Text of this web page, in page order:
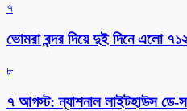
৭
ভোমরা বন্দর দিয়ে দুই দিনে এলো
৮
৭ আগস্ট: ন্যাশনাল লাইটহাউস ডে-